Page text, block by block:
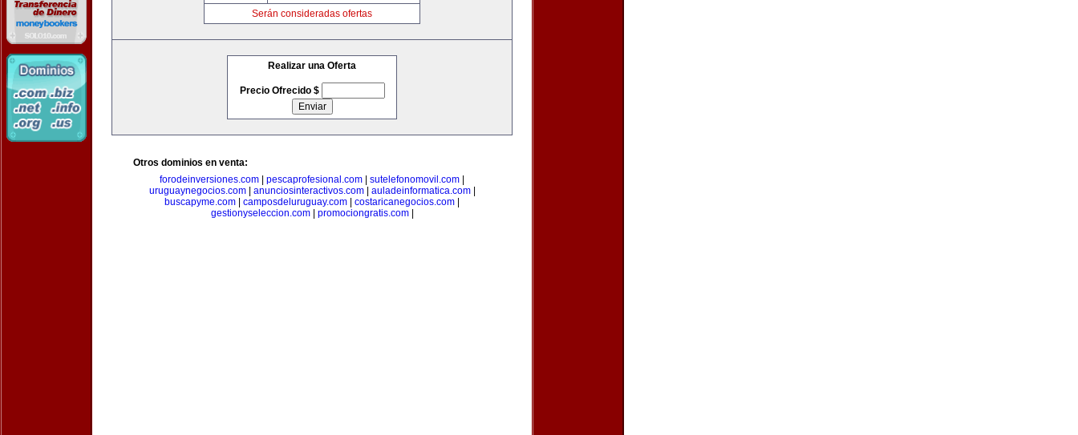
Serán consideradas ofertas
Realizar una Oferta
Precio Ofrecido $
Otros dominios en venta:
forodeinversiones.com
pescaprofesional.com sutelefonomovil.com
uruguaynegocios.com| anunciosinteractivos.com| auladeinformatica.com|
buscapyme.com
camposdeluruguay.com costaricanegocios.com
gestionyseleccion.com| promociongratis.com|